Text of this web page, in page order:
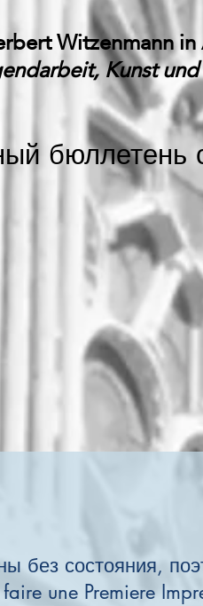
Witzenmann
Kunst
бюллетень
без состояния,
une Premiere